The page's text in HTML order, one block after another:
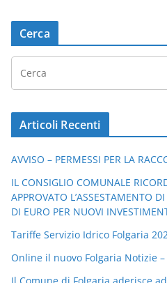
Cerca
Articoli Recenti
AVVISO – PERMESSI PER LA
IL CONSIGLIO COMUNALE
APPROVATO L’ASSESTAMENTO
DI EURO PER NUOVI
Tariffe Servizio Idrico Folgaria
Online il nuovo Folgaria Notizie